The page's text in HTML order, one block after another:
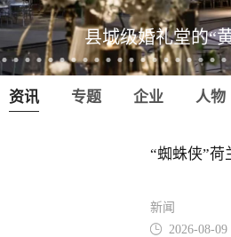
县城级婚礼堂的“
资讯 专题 企业 人物
“蜘蛛侠”荷
新闻
 2026-08-09